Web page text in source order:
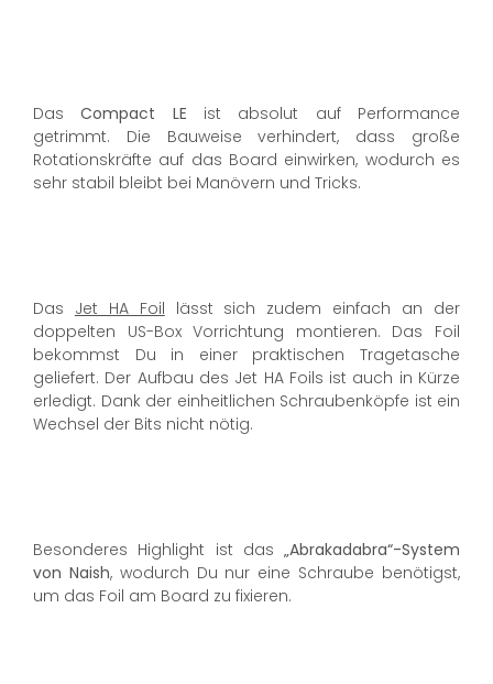
DasCompact LE ist absolut auf Performance
getrimmt. Die Bauweise verhindert, dass große
Rotationskräfte auf das Board einwirken, wodurch es
sehr stabil bleibt bei Manövern und Tricks.
Das Jet HA Foil lässt sich zudem einfach an der
doppelten US-Box Vorrichtung montieren. Das Foil
bekommst Du in einer praktischen Tragetasche
geliefert. Der Aufbau des Jet HA Foils ist auch in Kürze
erledigt. Dank der einheitlichen Schraubenköpfe ist ein
Wechsel der Bits nicht nötig.
Besonderes Highlight ist das „Abrakadabra“-System
von Naish, wodurch Du nur eine Schraube benötigst,
um das Foil am Board zu fixieren.